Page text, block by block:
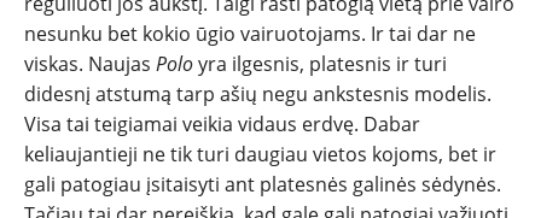
nesunku bet kokio ūgio vairuotojams. Ir tai dar ne
viskas. Naujas Poloyra ilgesnis, platesnis ir turi
didesnį atstumą tarp ašių negu ankstesnis modelis.
Visa tai teigiamai veikia vidaus erdvę. Dabar
keliaujantieji ne tik turi daugiau vietos kojoms, bet ir
gali patogiau įsitaisyti ant platesnės galinės sėdynės.